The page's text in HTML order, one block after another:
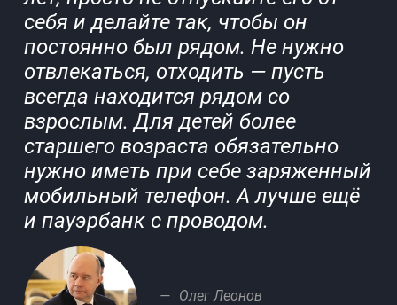
себя и делайте так, чтобы он
постоянно был рядом. Не нужно
отвлекаться, отходить — пусть
всегда находится рядом со
взрослым. Для детей более
старшего возраста обязательно
нужно иметь при себе заряженный
мобильный телефон. А лучше ещё
и пауэрбанк с проводом.
Олег Леонов